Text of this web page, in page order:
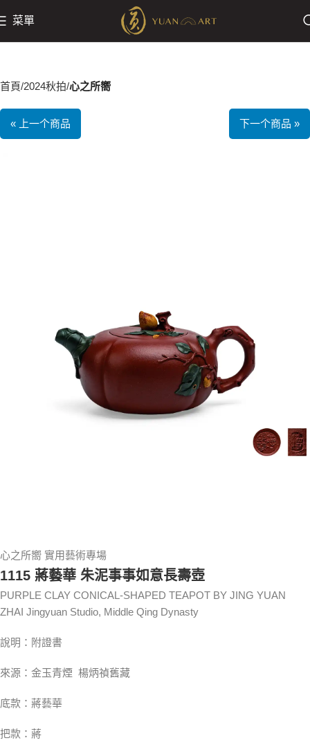
菜單
首頁 2024秋拍 心之所嚮
« 上一个商品 下一个商品 »
心之所嚮 實用藝術專場
1115 蔣藝華 朱泥事事如意長壽壺
PURPLE CLAY CONICAL-SHAPED TEAPOT BY JING YUAN
ZHAI Jingyuan Studio, Middle Qing Dynasty
說明：附證書
來源：金玉青煙 楊炳禎舊藏
底款：蔣藝華
把款：蔣